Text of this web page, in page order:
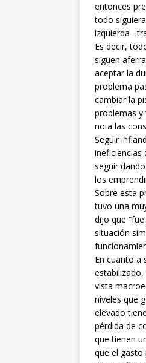
entonces
todo
izquierda–
Es decir,
siguen
aceptar la
problema
cambiar la
problemas y
no a las
Seguir
ineficiencias
seguir
los
Sobre esta
tuvo una
dijo que
situación
En cuanto a
vista
niveles que
elevado
pérdida de
que tienen
que el gasto